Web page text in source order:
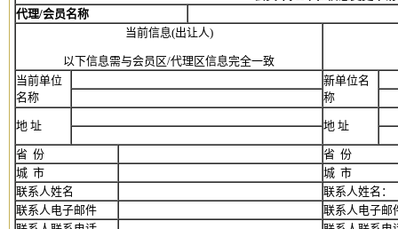
代理/会员名称
当前信息(出让人)
以下信息需与会员区/代理区信息完全一致
当前单位
名称
新单位名
称
地 址 地 址
省 份
省 份
城 市
城 市
联系人姓名
联系人姓名：
联系人电子邮件
联系人电子邮